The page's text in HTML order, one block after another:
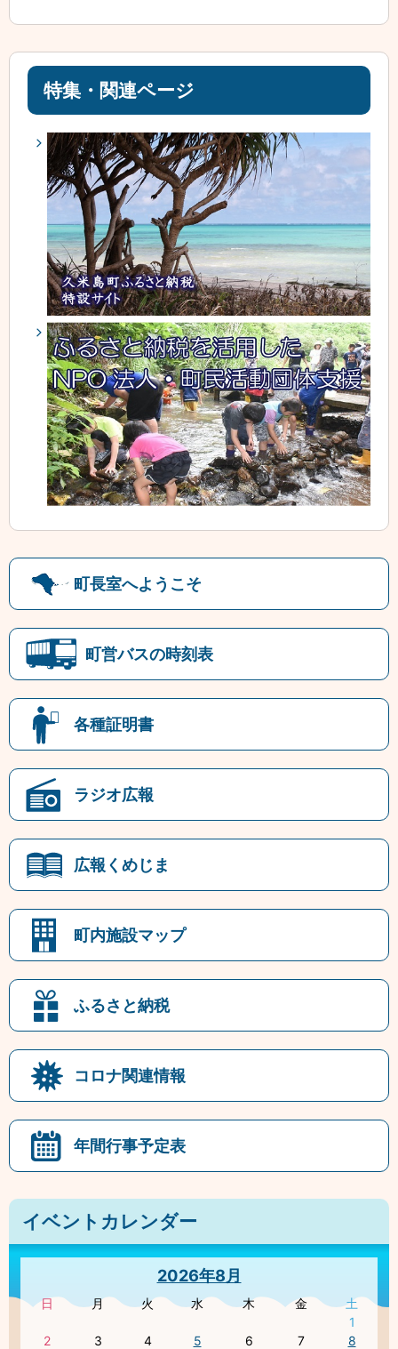
特集・関連ページ
町長室へようこそ
町営バスの時刻表
各種証明書
ラジオ広報
広報くめじま
町内施設マップ
ふるさと納税
コロナ関連情報
年間行事予定表
イベントカレンダー
2026年8月
日 月 火 水 木 金
土
1
2
3 4 5 6 7
8